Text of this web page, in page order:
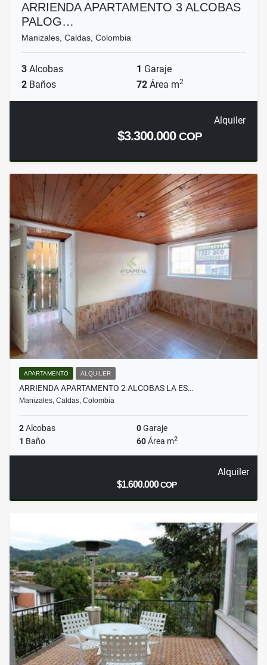
ARRIENDA APARTAMENTO 3 ALCOBAS
PALOG…
Manizales, Caldas, Colombia
3 Alcobas 1 Garaje
2 Baños 72 Área m2
Alquiler
$3.300.000COP
APARTAMENTO ALQUILER
ARRIENDA APARTAMENTO 2 ALCOBAS LA ES…
Manizales, Caldas, Colombia
2Alcobas 0Garaje
1 Baño 60Área m2
Alquiler
$1.600.000COP